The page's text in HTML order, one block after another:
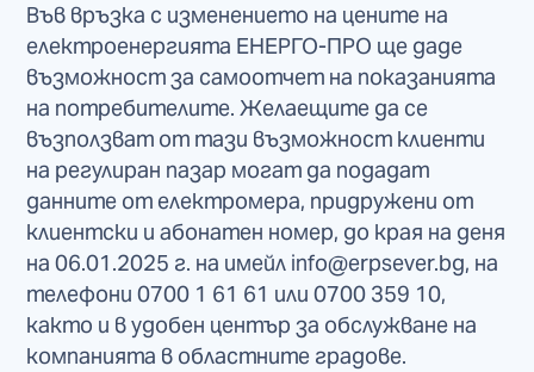
Във връзка с изменението на цените на
електроенергията ЕНЕРГО-ПРО ще даде
възможност за самоотчет на показанията
на потребителите. Желаещите да се
възползват от тази възможност клиенти
на регулиран пазар могат да подадат
данните от електромера, придружени от
клиентски и абонатен номер, до края на деня
на 06.01.2025 г. на имейл info@erpsever.bg, на
телефони 0700 1 61 61 или 0700 359 10,
както и в удобен център за обслужване на
компанията в областните градове.